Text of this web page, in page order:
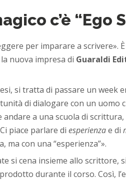
c’è “Ego
per imparare a scrivere».
nuova impresa di Guaraldi
si tratta di passare un week
di dialogare con un
andare a una scuola di
piace parlare di esperienzae di
con una “esperienza”».
si cena insieme allo scrittore,
durante il corso. Così,